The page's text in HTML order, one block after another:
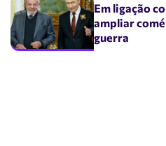
Em ligação
ampliar
guerra